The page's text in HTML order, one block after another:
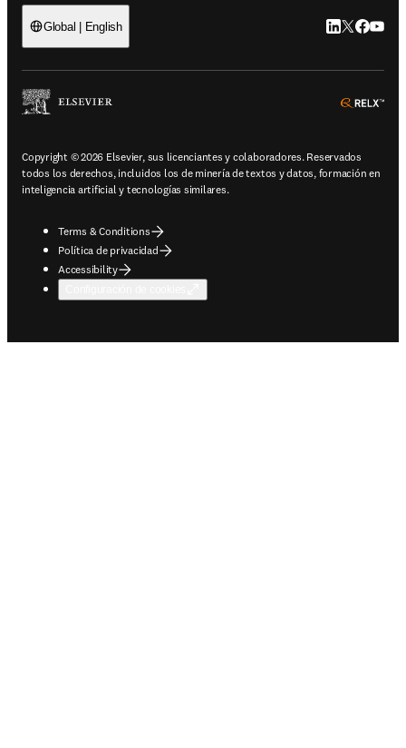
Global | English LinkedIn se
Twitter se
Copyright © 2026 Elsevier, sus licenciantes y colaboradores. Reservados
todos los derechos, incluidos los de minería de textos y datos, formación en
inteligencia artificial y tecnologías similares.
Terms & Conditions
Política de privacidad
Accessibility